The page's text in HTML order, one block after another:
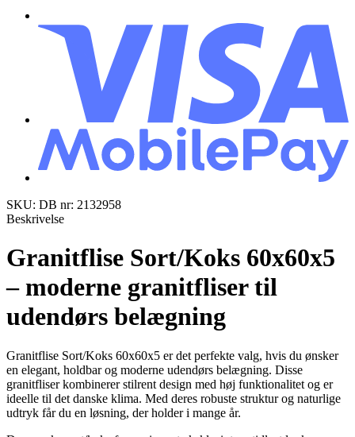
SKU: DB nr: 2132958
Beskrivelse
Granitflise Sort/Koks 60x60x5
– moderne granitfliser til
udendørs belægning
Granitflise Sort/Koks 60x60x5 er det perfekte valg, hvis du ønsker
en elegant, holdbar og moderne udendørs belægning. Disse
granitfliser kombinerer stilrent design med høj funktionalitet og er
ideelle til det danske klima. Med deres robuste struktur og naturlige
udtryk får du en løsning, der holder i mange år.